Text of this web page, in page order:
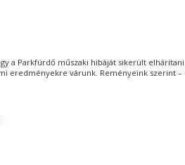
a Parkfürdő műszaki hibáját sikerült
eredményekre várunk. Reményeink szerint –